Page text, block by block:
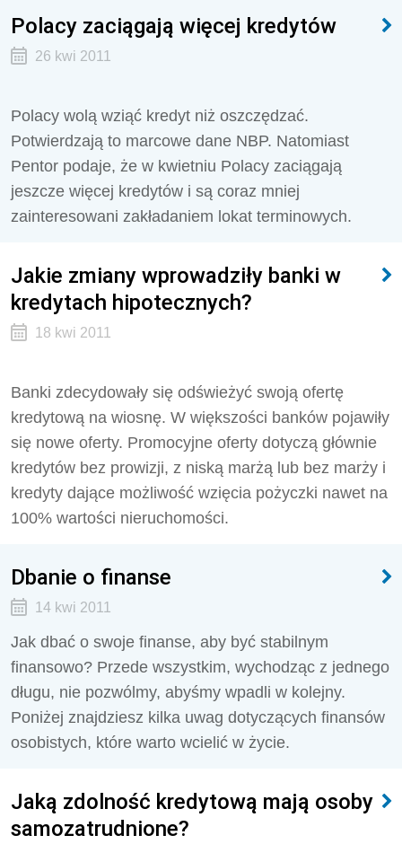
Polacy zaciągają więcej kredytów
26 kwi 2011
Polacy wolą wziąć kredyt niż oszczędzać.
Potwierdzają to marcowe dane NBP. Natomiast
Pentor podaje, że w kwietniu Polacy zaciągają
jeszcze więcej kredytów i są coraz mniej
zainteresowani zakładaniem lokat terminowych.
Jakie zmiany wprowadziły banki w
kredytach hipotecznych?
18 kwi 2011
Banki zdecydowały się odświeżyć swoją ofertę
kredytową na wiosnę. W większości banków pojawiły
się nowe oferty. Promocyjne oferty dotyczą głównie
kredytów bez prowizji, z niską marżą lub bez marży i
kredyty dające możliwość wzięcia pożyczki nawet na
100% wartości nieruchomości.
Dbanie o finanse
14 kwi 2011
Jak dbać o swoje finanse, aby być stabilnym
finansowo? Przede wszystkim, wychodząc z jednego
długu, nie pozwólmy, abyśmy wpadli w kolejny.
Poniżej znajdziesz kilka uwag dotyczących finansów
osobistych, które warto wcielić w życie.
Jaką zdolność kredytową mają osoby
samozatrudnione?